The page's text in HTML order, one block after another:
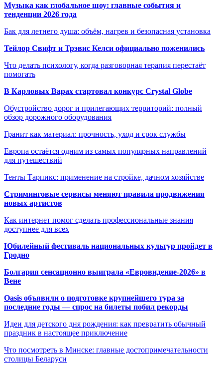
Музыка как глобальное шоу: главные события и
тенденции 2026 года
Бак для летнего душа: объём, нагрев и безопасная установка
Тейлор Свифт и Трэвис Келси официально поженились
Что делать психологу, когда разговорная терапия перестаёт
помогать
В Карловых Варах стартовал конкурс Crystal Globe
Обустройство дорог и прилегающих территорий: полный
обзор дорожного оборудования
Гранит как материал: прочность, уход и срок службы
Европа остаётся одним из самых популярных направлений
для путешествий
Тенты Тарпикс: применение на стройке, дачном хозяйстве
Стриминговые сервисы меняют правила продвижения
новых артистов
Как интернет помог сделать профессиональные знания
доступнее для всех
Юбилейный фестиваль национальных культур пройдет в
Гродно
Болгария сенсационно выиграла «Евровидение-2026» в
Вене
Oasis объявили о подготовке крупнейшего тура за
последние годы — спрос на билеты побил рекорды
Идеи для детского дня рождения: как превратить обычный
праздник в настоящее приключение
Что посмотреть в Минске: главные достопримечательности
столицы Беларуси